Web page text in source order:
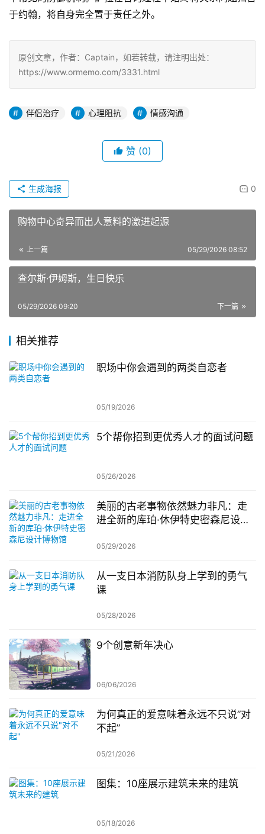
于约翰，将自身完全置于责任之外。
原创文章，作者：Captain，如若转载，请注明出处：
https://www.ormemo.com/3331.html
伴侣治疗 心理阻抗 情感沟通
赞 (0)
0
生成海报
购物中心奇异而出人意料的激进起源
上一篇 05/29/2026 08:52
查尔斯·伊姆斯，生日快乐
下一篇
05/29/2026 09:20
相关推荐
职场中你会遇到的两类自恋者
05/19/2026
5个帮你招到更优秀人才的面试问题
05/26/2026
美丽的古老事物依然魅力非凡：走
进全新的库珀·休伊特史密森尼设计
05/29/2026
从一支日本消防队身上学到的勇气
课
05/28/2026
9个创意新年决心
06/06/2026
为何真正的爱意味着永远不只说”对
不起”
05/21/2026
图集：10座展示建筑未来的建筑
05/18/2026